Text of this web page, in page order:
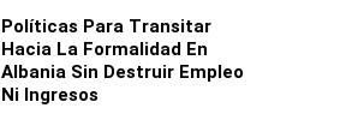
Políticas Para Transitar
Hacia La Formalidad En
Albania Sin Destruir Empleo
Ni Ingresos